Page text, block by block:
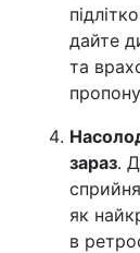
дайте
та
зараз.
як
в